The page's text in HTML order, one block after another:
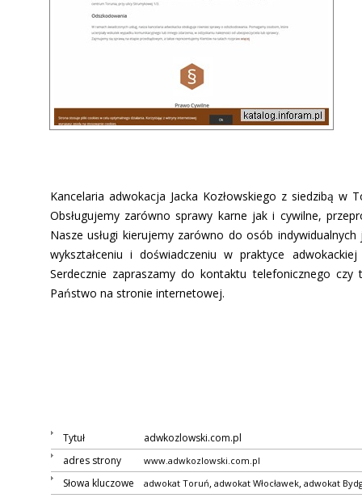
Kancelaria adwokacja Jacka Kozłowskiego z siedzibą
Obsługujemy zarówno sprawy karne jak i cywilne,
Nasze usługi kierujemy zarówno do osób
wykształceniu i doświadczeniu w praktyce
Serdecznie zapraszamy do kontaktu telefonicznego
Państwo na stronie internetowej.
Tytuł
adwkozlowski.com.pl
adres strony
www.adwkozlowski.com.pl
Słowa kluczowe adwokat Toruń, adwokat Włocławek, adwokat